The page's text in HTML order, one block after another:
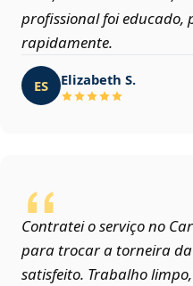
profissional foi educado,
rapidamente.
ES Elizabeth S.
Contratei o serviço no
para trocar a torneira
satisfeito. Trabalho